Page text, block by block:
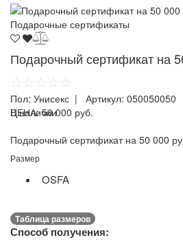
Подарочные сертификаты
Подарочный сертификат на
☆☆☆☆☆
Пол: Унисекс | Артикул: 050050050
ЦЕНА:50 000 руб.
В наличии
Подарочный сертификат на 50 000
Размер
OSFA
Таблица размеров
Способ получения: